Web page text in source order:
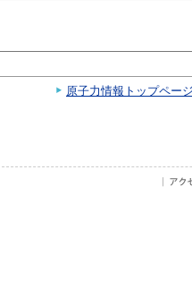
原子力情報トップペー